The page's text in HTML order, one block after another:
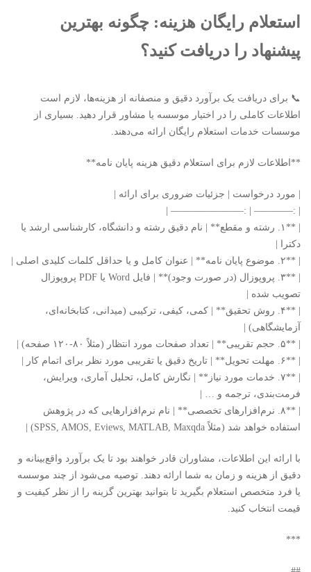
استعلام رایگان هزینه: چگونه بهترین
پیشنهاد را دریافت کنید؟
📞 برای دریافت یک برآورد دقیق و منصفانه از هزینه‌ها، لازم است
اطلاعات کاملی را در اختیار موسسه یا مشاور قرار دهید. بسیاری از
موسسات خدمات استعلام رایگان ارائه می‌دهند.
**اطلاعات لازم برای استعلام دقیق هزینه پایان نامه**
| مورد درخواست | جزئیات ضروری برای ارائه |
| :———— | :———————– |
| **۱. رشته و مقطع** | نام دقیق رشته و دانشگاه، کارشناسی ارشد یا
دکترا |
| **۲. موضوع پایان نامه** | عنوان کامل و یا حداقل کلمات کلیدی اصلی |
| **۳. پروپوزال (در صورت وجود)** | فایل Word یا PDF پروپوزال
تصویب شده |
| **۴. روش تحقیق** | کمی، کیفی، ترکیبی (میدانی، کتابخانه‌ای،
آزمایشگاهی) |
| **۵. حجم تقریبی** | تعداد صفحات مورد انتظار (مثلاً ۸۰-۱۲۰ صفحه) |
| **۶. مهلت تحویل** | تاریخ دقیق یا تقریبی مورد نظر برای اتمام کار |
| **۷. خدمات مورد نیاز** | نگارش کامل، تحلیل آماری، ویرایش،
فرمت‌بندی، ترجمه و … |
| **۸. نرم‌افزارهای تخصصی** | نام نرم‌افزارهایی که در پژوهش
استفاده خواهد شد (مثلاً SPSS, AMOS, Eviews, MATLAB, Maxqda) |
با ارائه این اطلاعات، مشاوران قادر خواهند بود تا یک برآورد واقع‌بینانه و
دقیق از هزینه و زمان به شما ارائه دهند. توصیه می‌شود از چند موسسه
یا فرد متخصص استعلام بگیرید تا بتوانید بهترین گزینه را از نظر کیفیت و
قیمت انتخاب کنید.
***